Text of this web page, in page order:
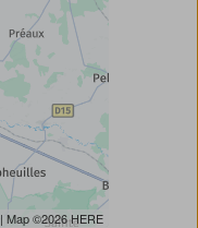
| Map ©2026HERE